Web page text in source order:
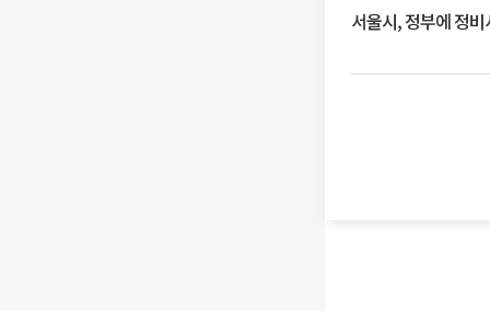
서울시, 정부에 정